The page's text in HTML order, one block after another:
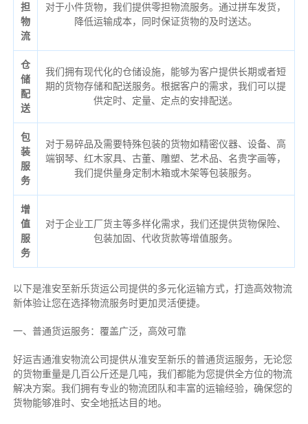
担
物
流
对于小件货物，我们提供零担物流服务。通过拼车发货，
降低运输成本，同时保证货物的及时送达。
仓
储
配
送
我们拥有现代化的仓储设施，能够为客户提供长期或者短
期的货物存储和配送服务。根据客户的需求，我们可以提
供定时、定量、定点的安排配送。
包
装
服
务
对于易碎品及需要特殊包装的货物如精密仪器、设备、高
端钢琴、红木家具、古董、雕塑、艺术品、名贵字画等，
我们提供量身定制木箱或木架等包装服务。
增
值
服
务
对于企业工厂货主等多样化需求，我们还提供货物保险、
包装加固、代收货款等增值服务。
以下是淮安至新乐货运公司提供的多元化运输方式，打造高效物流
新体验让您在选择物流服务时更加灵活便捷。
一、普通货运服务：覆盖广泛，高效可靠
好运吉通淮安物流公司提供从淮安至新乐的普通货运服务，无论您
的货物重量是几百公斤还是几吨，我们都能为您提供全方位的物流
解决方案。我们拥有专业的物流团队和丰富的运输经验，确保您的
货物能够准时、安全地抵达目的地。